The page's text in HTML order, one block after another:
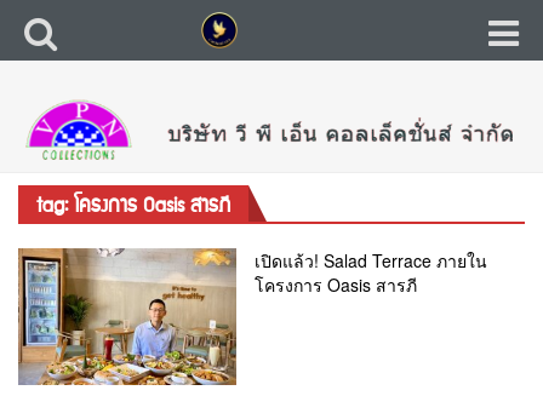
tag: โครงการ Oasis สารภี
เปิดแล้ว! Salad Terrace ภายใน
โครงการ Oasis สารภี